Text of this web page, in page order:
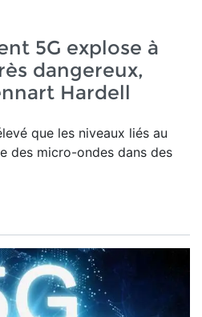
5G explose à
dangereux,
Hardell
que les niveaux liés au
des micro-ondes dans des